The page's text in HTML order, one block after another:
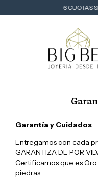
6 CUOTAS
Garantía y Cuidados
Entregamos con cada
GARANTIZA DE POR
Certificamos que es
piedras.